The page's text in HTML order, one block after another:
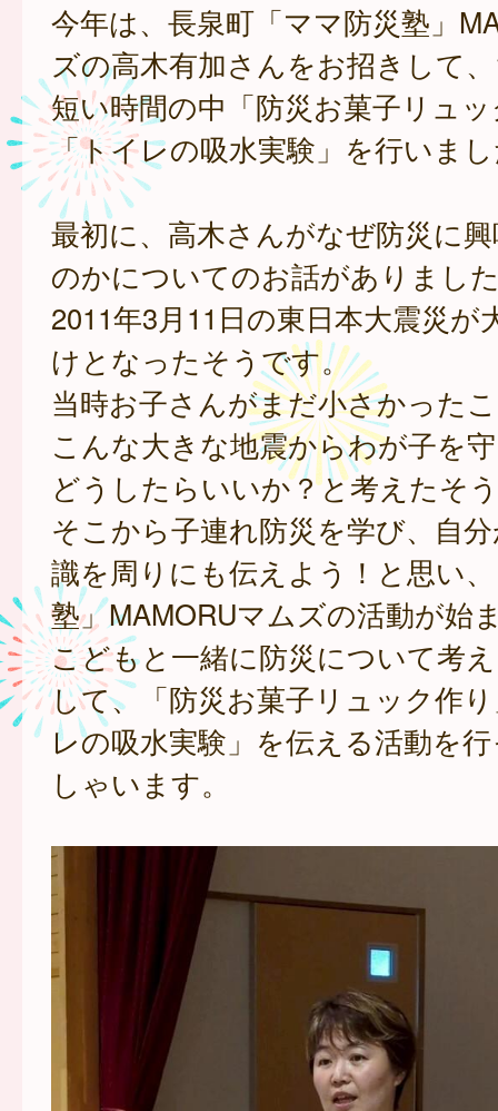
今年は、長泉町「ママ防災塾」
ズの高木有加さんをお招きして
短い時間の中「防災お菓子リュ
「トイレの吸水実験」を行いま
最初に、高木さんがなぜ防災に
のかについてのお話がありまし
2011年3月11日の東日本大震災が
けとなったそうです。
当時お子さんがまだ小さかった
こんな大きな地震からわが子を
どうしたらいいか？と考えたそ
そこから子連れ防災を学び、自
識を周りにも伝えよう！と思い
塾」MAMORUマムズの活動が始
こどもと一緒に防災について考
して、「防災お菓子リュック作
レの吸水実験」を伝える活動を
しゃいます。